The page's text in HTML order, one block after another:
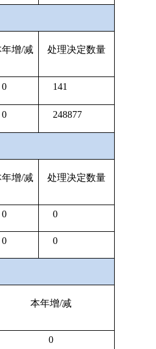
增/减 处理决定数量
0 141
0 248877
增/减 处理决定数量
0 0
0 0
本年增/减
0